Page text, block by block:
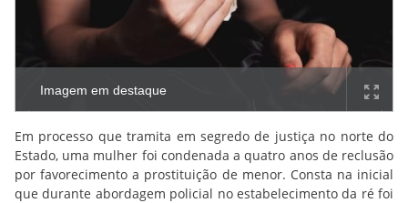
Imagem em destaque
Em processo que tramita em segredo de justiça no norte do
Estado, uma mulher foi condenada a quatro anos de reclusão
por favorecimento a prostituição de menor. Consta na inicial
que durante abordagem policial no estabelecimento da ré foi